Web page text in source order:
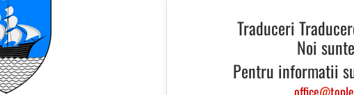
Traduceri
Noi
Pentru informatii